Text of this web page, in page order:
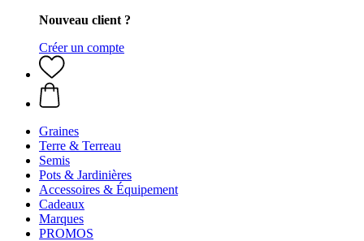
Nouveau client ?
Créer un compte
Graines
Terre & Terreau
Semis
Pots & Jardinières
Accessoires & Équipement
Cadeaux
Marques
PROMOS